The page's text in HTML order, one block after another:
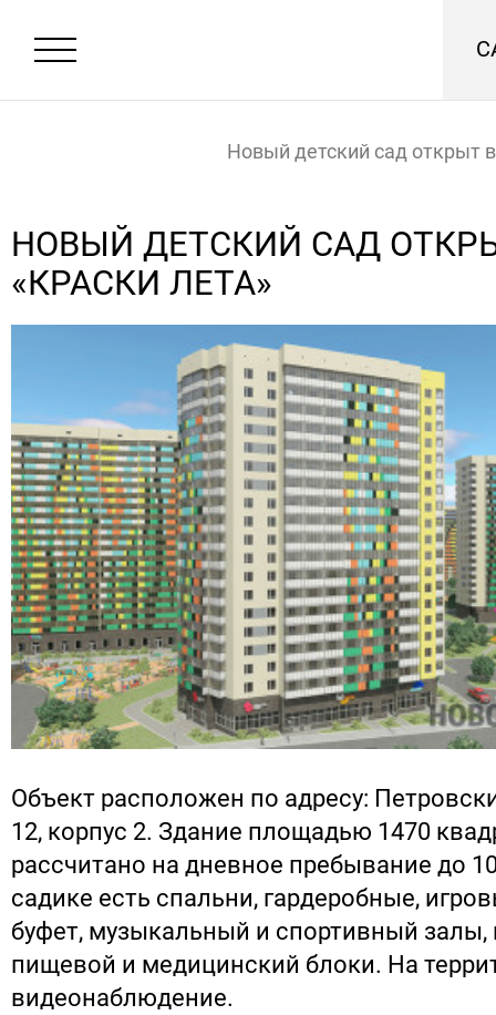
Новый детский сад открыт
НОВЫЙ ДЕТСКИЙ САД
«КРАСКИ ЛЕТА»
Объект расположен по адресу:
12, корпус 2. Здание площадью 1470
рассчитано на дневное пребывание до
садике есть спальни, гардеробные,
буфет, музыкальный и спортивный залы,
пищевой и медицинский блоки. На
видеонаблюдение.